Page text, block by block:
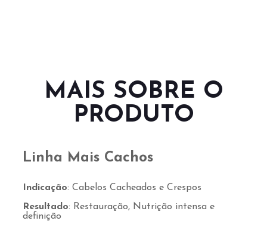
MAIS SOBRE O
PRODUTO
Linha Mais Cachos
Indicação: Cabelos Cacheados e Crespos
Resultado: Restauração, Nutrição intensa e
definição